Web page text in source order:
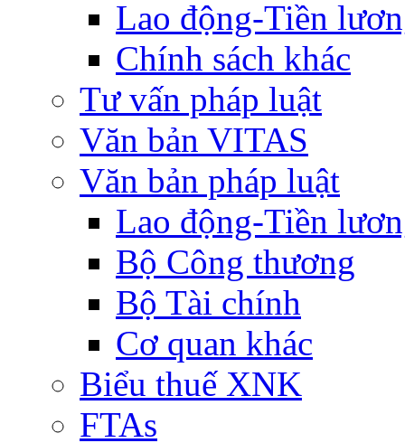
Lao động-Tiền
Chính sách khác
Tư vấn pháp luật
Văn bản VITAS
Văn bản pháp luật
Lao động-Tiền
Bộ Công thương
Bộ Tài chính
Cơ quan khác
Biểu thuế XNK
FTAs